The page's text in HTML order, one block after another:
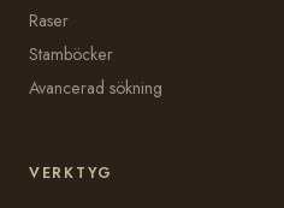
Raser
Stamböcker
Avancerad sökning
VERKTYG